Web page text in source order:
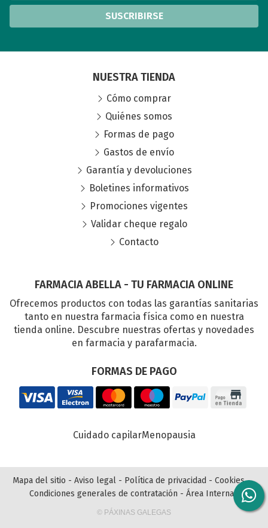
SUSCRIBIRSE
FARMACIA ABELLA - TU FARMACIA ONLINE
Ofrecemos productos con todas las garantías sanitarias
tanto en nuestra farmacia física como en nuestra
tienda online. Descubre nuestras ofertas y novedades
en farmacia y parafarmacia.
FORMAS DE PAGO
NUESTRA TIENDA
Cómo comprar
Quiénes somos
Formas de pago
Gastos de envío
Garantía y devoluciones
Boletines informativos
Promociones vigentes
Validar cheque regalo
Contacto
Cuidado capilarMenopausia
Mapa del sitio - Aviso legal - Política de privacidad - Cookies-
Condiciones generales de contratación - Área Interna
© PÁXINAS GALEGAS